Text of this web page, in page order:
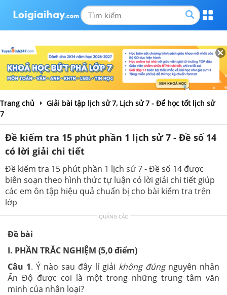
Trang chủ
Giải bài tập lịch sử 7, Lịch sử 7 - Để học tốt lịch sử
7
Đề kiểm tra 15 phút phần 1 lịch sử 7 - Đề số 14
có lời giải chi tiết
Đề kiểm tra 15 phút phần 1 lịch sử 7 - Đề số 14 được
biên soạn theo hình thức tự luận có lời giải chi tiết giúp
các em ôn tập hiệu quả chuẩn bị cho bài kiểm tra trên
lớp
QUẢNG CÁO
Đề bài
I. PHẦN TRẮC NGHIỆM (5,0 điểm)
Câu 1. Ý nào sau đây lí giải không đúngnguyên nhân
Ấn Độ được coi là một trong những trung tâm văn
minh của nhân loại?